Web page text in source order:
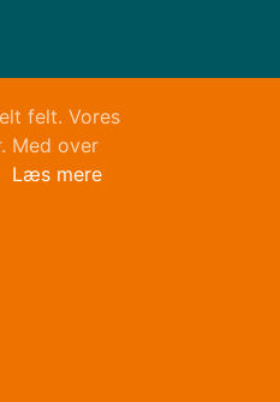
felt. Vores
Med over
Læs mere